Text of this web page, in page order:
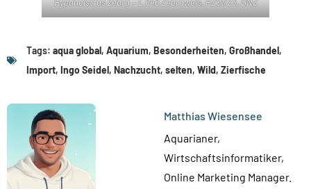
Tags: aqua global, Aquarium, Besonderheiten, Großhandel,
Import, Ingo Seidel, Nachzucht, selten, Wild, Zierfische
Matthias Wiesensee
Aquarianer,
Wirtschaftsinformatiker,
Online Marketing Manager.